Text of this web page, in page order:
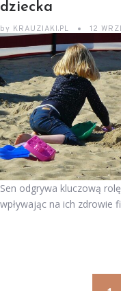
dziecka
by KRAUZIAKI.PL 12
Sen odgrywa kluczową
wpływając na ich zdrowie